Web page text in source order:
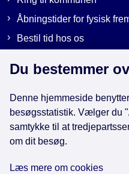
Åbningstider for fysisk
Bestil tid hos os
Genveje
EAN-numre i kommunen
Du bestemmer
Denne hjemmeside
besøgsstatistik. Vælger du
samtykke til at
om dit besøg.
Læs mere om cookies